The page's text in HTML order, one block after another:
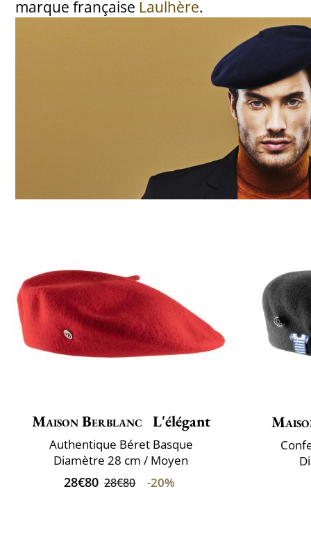
marque française Laulhère.
Maison Berblanc L'élégant
Authentique Béret Basque
Diamètre 28 cm / Moyen
28€80 28€80 -20%